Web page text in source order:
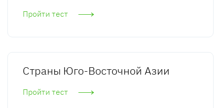
Пройти тест
Страны Юго-Восточной Азии
Пройти тест